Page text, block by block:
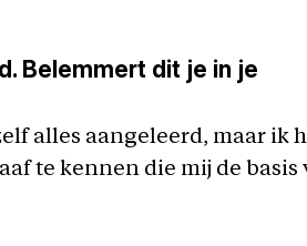
Belemmert dit je in je
alles aangeleerd, maar ik
te kennen die mij de basis